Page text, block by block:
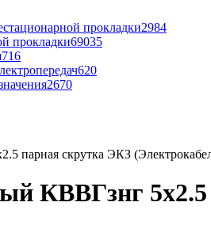
прокладки2984
прокладки69035
716
620
2670
парная скрутка ЭКЗ
КВВГзнг